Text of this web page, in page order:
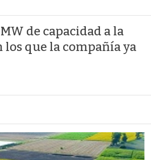
de capacidad a la
los que la compañía ya